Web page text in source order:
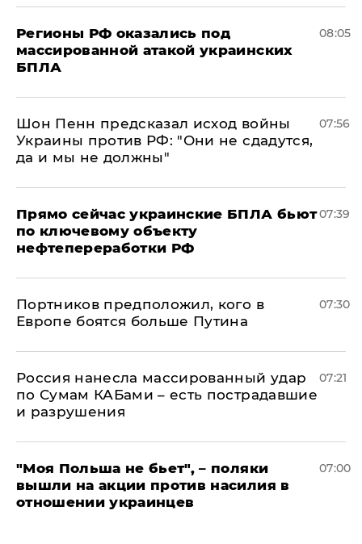
Регионы РФ оказались под
массированной атакой украинских
БПЛА
08:05
Шон Пенн предсказал исход войны
Украины против РФ: "Они не сдадутся,
да и мы не должны"
07:56
Прямо сейчас украинские БПЛА бьют
по ключевому объекту
нефтепереработки РФ
07:39
Портников предположил, кого в
Европе боятся больше Путина
07:30
Россия нанесла массированный удар
по Сумам КАБами – есть пострадавшие
и разрушения
07:21
"Моя Польша не бьет", – поляки
вышли на акции против насилия в
отношении украинцев
07:00